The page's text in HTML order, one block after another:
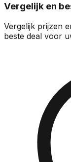
Vergelijk en
Vergelijk prijzen
beste deal voor